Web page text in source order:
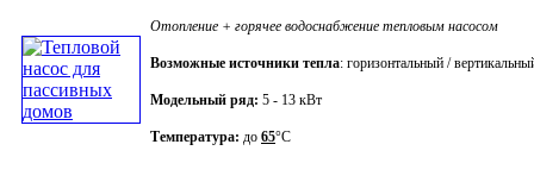
Отопление + горячее водоснабжение тепловым насосом
Возможные источники тепла: горизонтальный /
Модельный ряд: 5 - 13 кВт
Температура: до 65°C